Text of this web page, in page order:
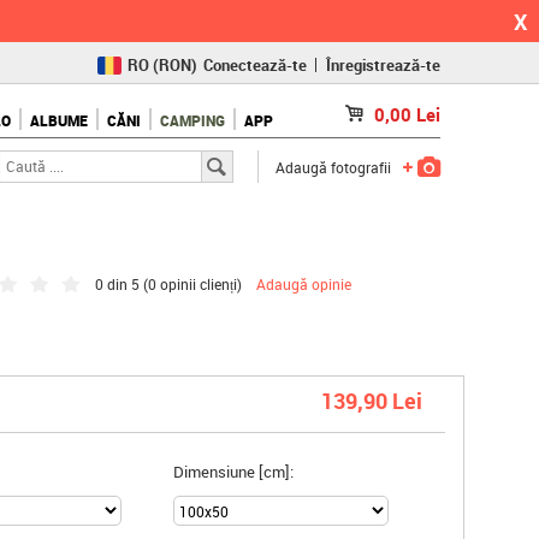
X
(KČ)
SK(€)
RO(RON) Conectează-te Înregistrează-te
ALBUME CĂNI CAMPING APP 0,00 Lei
Adaugă fotografii
0 din 5 (0 opinii clienți) Adaugă opinie
139,90 Lei
Dimensiune [cm]: